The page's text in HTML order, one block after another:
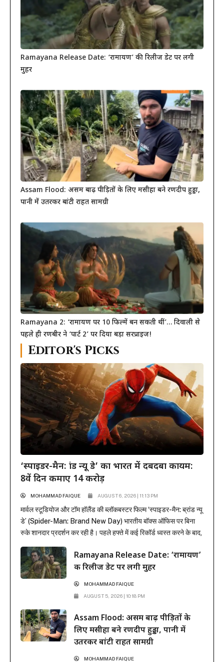
Ramayana Release Date: ‘रामायण’ की रिलीज डेट पर लगी
मुहर
Assam Flood: असम बाढ़ पीड़ितों के लिए मसीहा बने रणदीप हुड्डा,
पानी में उतरकर बांटी राहत सामग्री
Ramayana 2: ‘रामायण पर 10 फिल्में बन सकती थीं’… दिवाली से
पहले ही रणबीर ने ‘पार्ट 2’ पर दिया बड़ा सरप्राइज!
Editor's Picks
‘स्पाइडर-मैन: ब्रांड न्यू डे’ का भारत में दबदबा कायम:
8वें दिन कमाए 14 करोड़
MOHAMMAD FAIQUE AUGUST 6, 2026 | 11:13 PM
मार्वल स्टूडियोज और टॉम हॉलैंड की ब्लॉकबस्टर फिल्म ‘स्पाइडर-मैन: ब्रांड न्यू
डे’ (Spider-Man: Brand New Day) भारतीय बॉक्स ऑफिस पर बिना
रुके शानदार प्रदर्शन कर रही है। पहले हफ्ते में कई रिकॉर्ड ध्वस्त करने के बाद,
बनाए रखी है। रिलीज के...Ramayana Release Date: ‘रामायण’
की रिलीज डेट पर लगी मुहर
MOHAMMAD FAIQUE
AUGUST 5, 2026 | 10:18 PM
Assam Flood: असम बाढ़ पीड़ितों के
लिए मसीहा बने रणदीप हुड्डा, पानी में
उतरकर बांटी राहत सामग्री
MOHAMMAD FAIQUE